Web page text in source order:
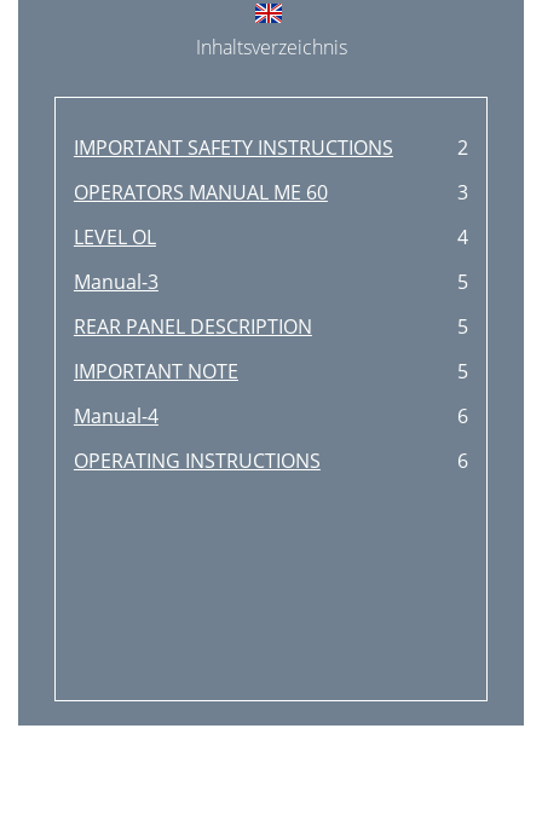
Inhaltsverzeichnis
IMPORTANT SAFETY INSTRUCTIONS
2
OPERATORS MANUAL ME 60
3
LEVEL OL
4
Manual-3
5
REAR PANEL DESCRIPTION
5
IMPORTANT NOTE
5
Manual-4
6
OPERATING INSTRUCTIONS
6